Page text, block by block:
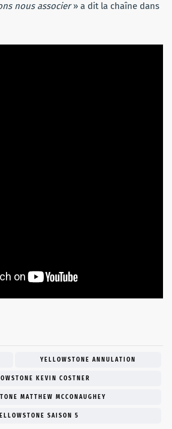
nous associer» a dit la chaîne dans
YELLOWSTONE ANNULATION
KEVIN COSTNER
MATTHEW MCCONAUGHEY
SAISON 5